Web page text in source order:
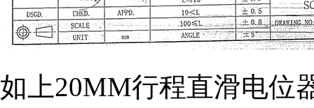
如上20MM行程直滑电位